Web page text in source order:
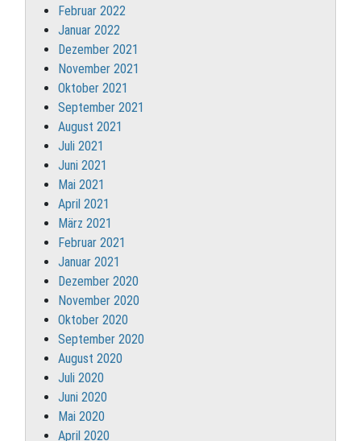
Februar 2022
Januar 2022
Dezember 2021
November 2021
Oktober 2021
September 2021
August 2021
Juli 2021
Juni 2021
Mai 2021
April 2021
März 2021
Februar 2021
Januar 2021
Dezember 2020
November 2020
Oktober 2020
September 2020
August 2020
Juli 2020
Juni 2020
Mai 2020
April 2020